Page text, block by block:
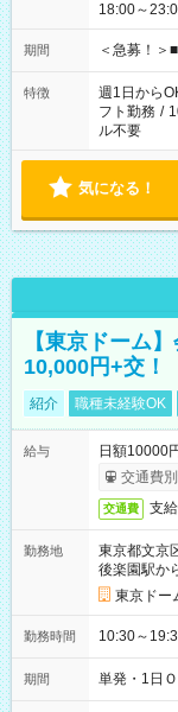
18:00～
etc ★最短で3時間で5,120円のお仕事から 15時間で2万円近く稼
げるお仕事も！ ご希望のお時間に合わせてご
ください！
期間 ＜急募！＞
特徴 週1日から
フト勤務 /
ル不要
気になる！
【東京ドーム
10,000円+交！
紹介 職種未経験OK
給与
日額10000
交通費
交通費 支
勤務地
東京都文京
後楽園駅か
東京ドー
勤務時間 10:30～
期間 単発・1日Ｏ